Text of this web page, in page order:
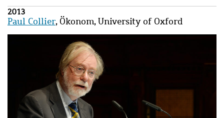
2013
Paul Collier, Ökonom, University of Oxford